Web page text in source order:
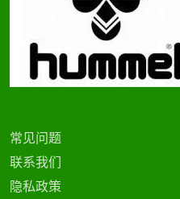
常见问题
联系我们
隐私政策